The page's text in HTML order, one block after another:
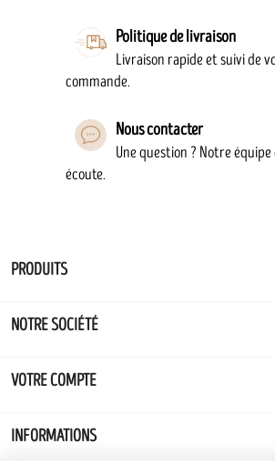
Politique de livraison
Livraison rapide et suivi de
commande.
Nous contacter
Une question ? Notre
écoute.
PRODUITS
NOTRE SOCIÉTÉ
VOTRE COMPTE
INFORMATIONS